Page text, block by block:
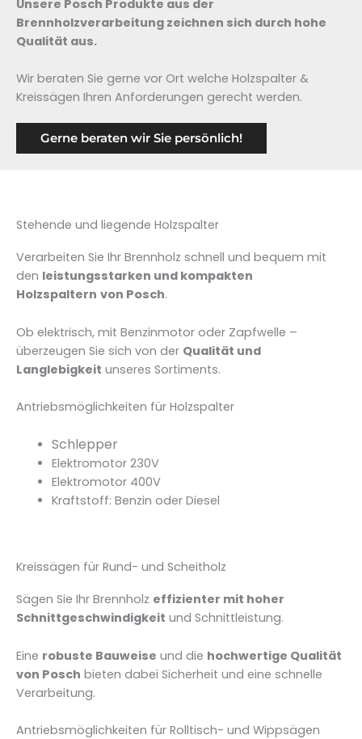
Unsere Posch Produkte aus der
Brennholzverarbeitung zeichnen sich durch hohe
Qualität aus.
Wir beraten Sie gerne vor Ort welche Holzspalter &
Kreissägen Ihren Anforderungen gerecht werden.
Gerne beraten wir Sie persönlich!
Stehende und liegende Holzspalter
Verarbeiten Sie Ihr Brennholz schnell und bequem mit
den leistungsstarken und kompakten
Holzspaltern von Posch.
Ob elektrisch, mit Benzinmotor oder Zapfwelle –
überzeugen Sie sich von der Qualität und
Langlebigkeit unseres Sortiments.
Antriebsmöglichkeiten für Holzspalter
Schlepper
Elektromotor 230V
Elektromotor 400V
Kraftstoff: Benzin oder Diesel
Kreissägen für Rund- und Scheitholz
Sägen Sie Ihr Brennholz effizienter mit hoher
Schnittgeschwindigkeit und Schnittleistung.
Eine robuste Bauweise und die hochwertige Qualität
von Posch bieten dabei Sicherheit und eine schnelle
Verarbeitung.
Antriebsmöglichkeiten für Rolltisch- und Wippsägen